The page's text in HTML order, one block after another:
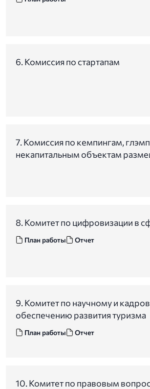
6. Комиссия по стартапам
7. Комиссия по кемпингам,
некапитальным объектам
8. Комитет по цифровизации в
План работы Отчет
9. Комитет по научному и
обеспечению развития туризма
План работы Отчет
10. Комитет по правовым